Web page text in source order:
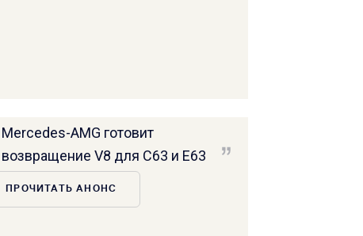
Mercedes-AMG готовит
возвращение V8 для C63 и E63
ПРОЧИТАТЬ АНОНС